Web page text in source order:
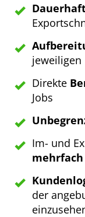
jeweiligen
Direkte
Jobs
Im- und
der